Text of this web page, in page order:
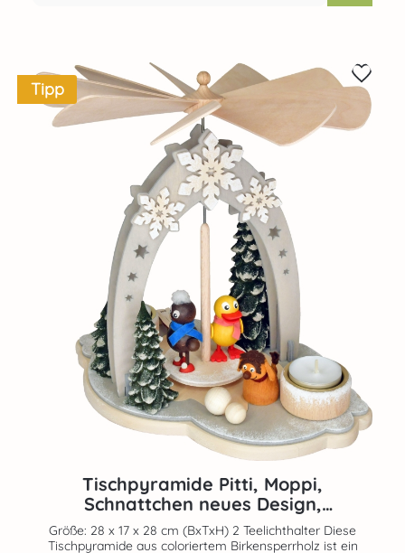
Tipp
Tischpyramide Pitti, Moppi,
Schnattchen neues Design,
Massivholzfiguren
Größe: 28 x 17 x 28 cm (BxTxH) 2 Teelichthalter Diese
Tischpyramide aus coloriertem Birkensperrholz ist ein